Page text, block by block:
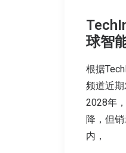
球智
根据
频道近
2028年
降，但
内，